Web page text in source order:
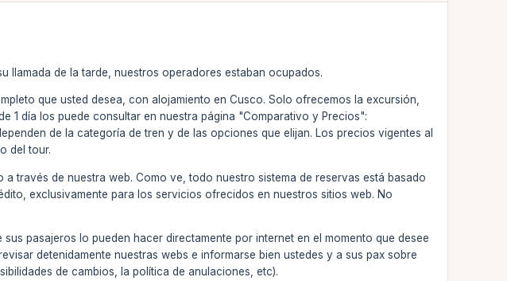
llamada de la tarde, nuestros operadores estaban ocupados.
que usted desea, con alojamiento en Cusco. Solo ofrecemos la excursión,
1 día los puede consultar en nuestra página "Comparativo y Precios":
de la categoría de tren y de las opciones que elijan. Los precios vigentes al
del tour.
través de nuestra web. Como ve, todo nuestro sistema de reservas está basado
exclusivamente para los servicios ofrecidos en nuestros sitios web. No
pasajeros lo pueden hacer directamente por internet en el momento que desee
detenidamente nuestras webs e informarse bien ustedes y a sus pax sobre
de cambios, la política de anulaciones, etc).